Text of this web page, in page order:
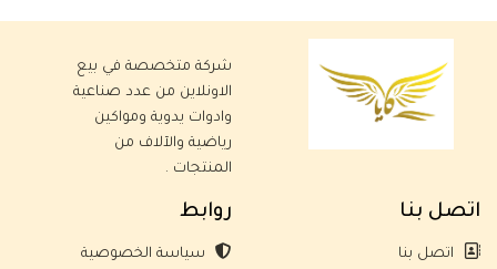
شركة متخصصة في بيع
الاونلاين من عدد صناعية
وادوات يدوية ومواكين
رياضية والآلاف من
المنتجات .
اتصل بنا
اتصل بنا
روابط
سياسة الخصوصية